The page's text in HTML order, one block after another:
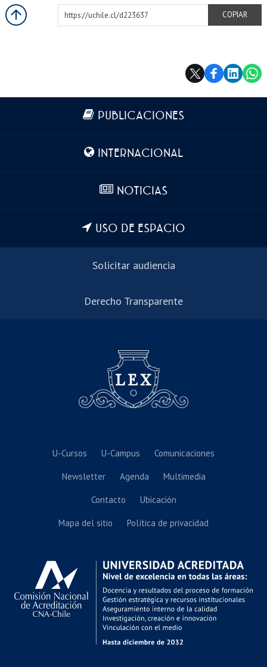
https://uchile.cl/d223637
COPIAR
Más información
PUBLICACIONES
INTERNACIONAL
NOTICIAS
USO DE ESPACIO
Solicitar audiencia
Derecho Transparente
U-Cursos U-Campus Comunicaciones
Newsletter Agenda Multimedia
Contacto Ubicación
Mapa del sitio Política de privacidad